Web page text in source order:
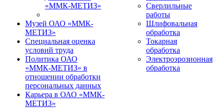
«ММК-МЕТИЗ»
Музей ОАО «ММК-
МЕТИЗ»
Специальная оценка
условий труда
Политика ОАО
«ММК-МЕТИЗ» в
отношении обработки
персональных данных
Карьера в ОАО «ММК-
МЕТИЗ»
Сверлильные
работы
Шлифовальная
обработка
Токарная
обработка
Электроэрозионная
обработка